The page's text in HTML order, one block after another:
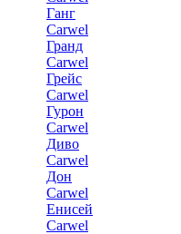
Ганг
Carwel
Гранд
Carwel
Грейс
Carwel
Гурон
Carwel
Диво
Carwel
Дон
Carwel
Енисей
Carwel